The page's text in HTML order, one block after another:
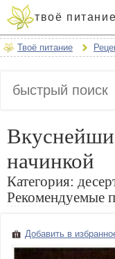
твоё питание
Твоё питание
начинкой
Категория:
Рекомендуемые
Добавить в